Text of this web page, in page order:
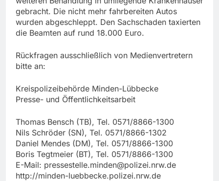
gebracht. Die nicht mehr fahrbereiten Autos
wurden abgeschleppt. Den Sachschaden taxierten
die Beamten auf rund 18.000 Euro.
Rückfragen ausschließlich von Medienvertretern
bitte an:
Kreispolizeibehörde Minden-Lübbecke
Presse- und Öffentlichkeitsarbeit
Thomas Bensch (TB), Tel. 0571/8866-1300
Nils Schröder (SN), Tel. 0571/8866-1302
Daniel Mendes (DM), Tel. 0571/8866-1300
Boris Tegtmeier (BT), Tel. 0571/8866-1300
E-Mail: pressestelle.minden@polizei.nrw.de
http://minden-luebbecke.polizei.nrw.de